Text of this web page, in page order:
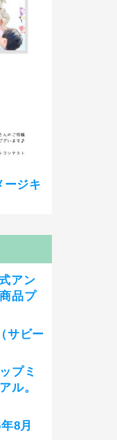
ージキ
アン
品プ
サビー
プミ
ル。
8月